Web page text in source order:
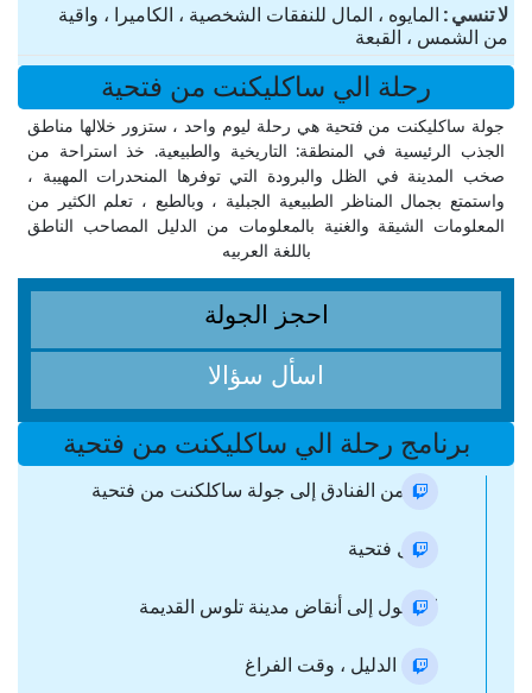
لا تنسي المايوه ، المال للنفقات الشخصية ، الكاميرا ، واقية
من الشمس ، القبعة
رحلة الي ساكليكنت من فتحية
جولة ساكليكنت من فتحية هي رحلة ليوم واحد ، ستزور خلالها مناطق
الجذب الرئيسية في المنطقة: التاريخية والطبيعية. خذ استراحة من
صخب المدينة في الظل والبرودة التي توفرها المنحدرات المهيبة ،
واستمتع بجمال المناظر الطبيعية الجبلية ، وبالطبع ، تعلم الكثير من
المعلومات الشيقة والغنية بالمعلومات من الدليل المصاحب الناطق
باللغة العربيه
احجز الجولة
اسأل سؤالا
برنامج رحلة الي ساكليكنت من فتحية
نقل من الفنادق إلى جولة ساكلكنت من فتحية
رحيل فتحية
الوصول إلى أنقاض مدينة تلوس القديمة
قصة الدليل ، وقت الفراغ